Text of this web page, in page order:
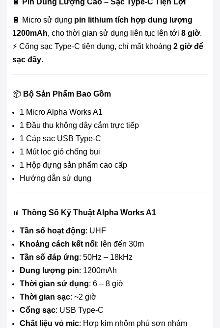
🔋 Micro sử dụng pin lithium tích hợp dung lượng
1200mAh, cho thời gian sử dụng liên tục lên tới 8 giờ.
⚡ Cổng sạc Type-C tiện dụng, chỉ mất khoảng 2 giờ để
sạc đầy.
📦 Bộ Sản Phẩm Bao Gồm
1 Micro Alpha Works A1
1 Đầu thu không dây cắm trực tiếp
1 Cáp sạc USB Type-C
1 Mút lọc gió chống bụi
1 Hộp đựng sản phẩm cao cấp
Hướng dẫn sử dụng
📊 Thông Số Kỹ Thuật Alpha Works A1
Tần số hoạt động: UHF
Khoảng cách kết nối: lên đến 30m
Tần số đáp ứng: 50Hz – 18kHz
Dung lượng pin: 1200mAh
Thời gian sử dụng: 6 – 8 giờ
Thời gian sạc: ~2 giờ
Cổng sạc: USB Type-C
Chất liệu vỏ mic: Hợp kim nhôm phủ sơn nhám